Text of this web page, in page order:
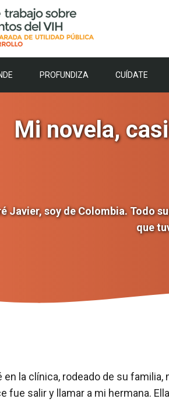
PROFUNDIZA CUÍDATE
Mi novela,
Javier, soy de Colombia. Todo
que
en la clínica, rodeado de su
fue salir y llamar a mi hermana.